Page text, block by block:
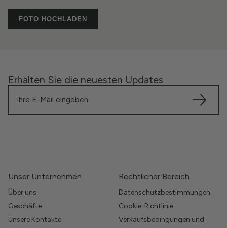
FOTO HOCHLADEN
Erhalten Sie die neuesten Updates
Unser Unternehmen
Über uns
Geschäfte
Unsere Kontakte
Rechtlicher Bereich
Datenschutzbestimmungen
Cookie-Richtlinie
Verkaufsbedingungen und